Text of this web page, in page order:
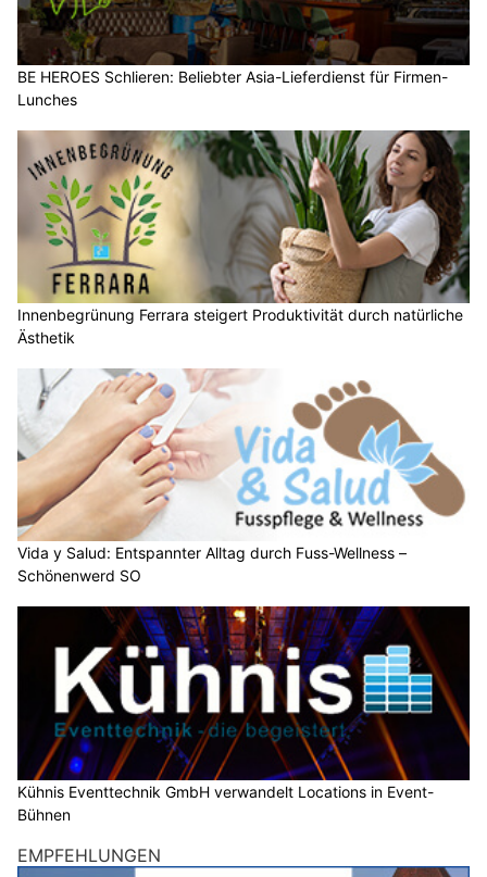
BE HEROES Schlieren: Beliebter Asia-Lieferdienst für Firmen-
Lunches
Innenbegrünung Ferrara steigert Produktivität durch natürliche
Ästhetik
Vida y Salud: Entspannter Alltag durch Fuss-Wellness –
Schönenwerd SO
Kühnis Eventtechnik GmbH verwandelt Locations in Event-
Bühnen
EMPFEHLUNGEN